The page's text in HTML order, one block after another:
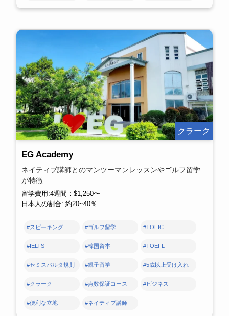
クラーク
EG Academy
ネイティブ講師とのマンツーマンレッスンやゴルフ留学
が特徴
留学費用:4週間：$1,250〜
日本人の割合: 約20~40％
#スピーキング #ゴルフ留学 #TOEIC
#IELTS #韓国資本 #TOEFL
#セミスパルタ規則 #親子留学 #5歳以上受け入れ
#クラーク #点数保証コース #ビジネス
#便利な立地 #ネイティブ講師